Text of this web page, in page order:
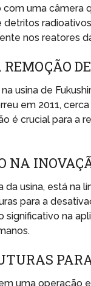
uma câmera
nos reatores
usina de
em 2011,
é crucial para a
NA
da usina, está na
para a
significativo na
uma operação